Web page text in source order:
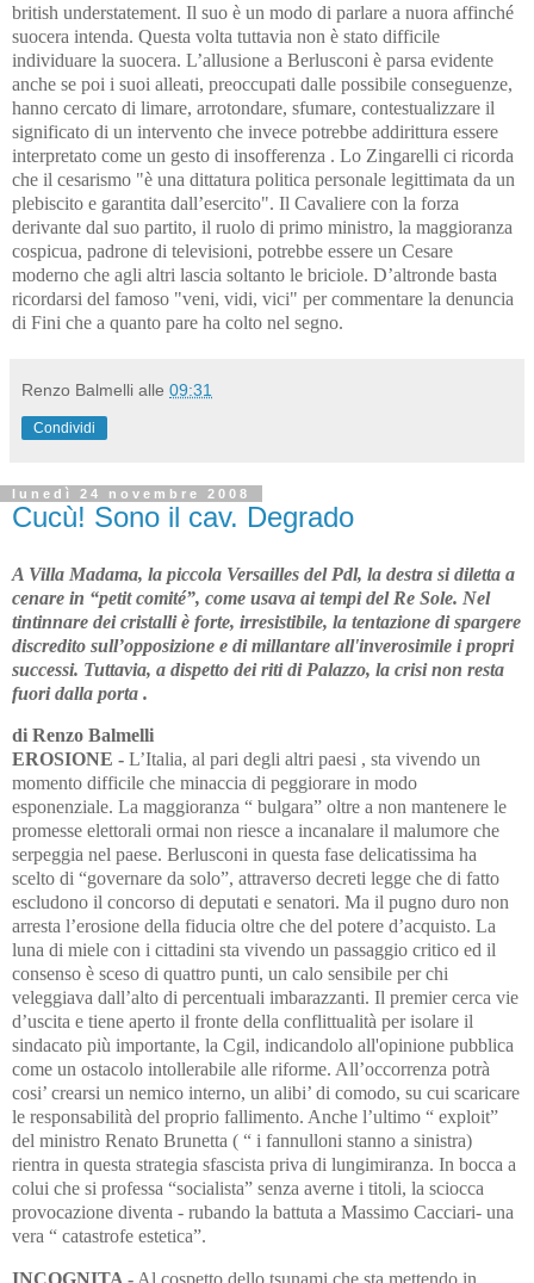
british understatement. Il suo è un modo di parlare a nuora affinché
suocera intenda. Questa volta tuttavia non è stato difficile
individuare la suocera. L’allusione a Berlusconi è parsa evidente
anche se poi i suoi alleati, preoccupati dalle possibile conseguenze,
hanno cercato di limare, arrotondare, sfumare, contestualizzare il
significato di un intervento che invece potrebbe addirittura essere
interpretato come un gesto di insofferenza . Lo Zingarelli ci ricorda
che il cesarismo "è una dittatura politica personale legittimata da un
plebiscito e garantita dall’esercito". Il Cavaliere con la forza
derivante dal suo partito, il ruolo di primo ministro, la maggioranza
cospicua, padrone di televisioni, potrebbe essere un Cesare
moderno che agli altri lascia soltanto le briciole. D’altronde basta
ricordarsi del famoso "veni, vidi, vici" per commentare la denuncia
di Fini che a quanto pare ha colto nel segno.
Renzo Balmelli alle 09:31
Condividi
lunedì 24 novembre 2008
Cucù! Sono il cav. Degrado
A Villa Madama, la piccola Versailles del Pdl, la destra si diletta a
cenare in “petit comité”, come usava ai tempi del Re Sole. Nel
tintinnare dei cristalli è forte, irresistibile, la tentazione di spargere
discredito sull’opposizione e di millantare all'inverosimile i propri
successi. Tuttavia, a dispetto dei riti di Palazzo, la crisi non resta
fuori dalla porta .
di Renzo Balmelli
EROSIONE - L’Italia, al pari degli altri paesi , sta vivendo un
momento difficile che minaccia di peggiorare in modo
esponenziale. La maggioranza “ bulgara” oltre a non mantenere le
promesse elettorali ormai non riesce a incanalare il malumore che
serpeggia nel paese. Berlusconi in questa fase delicatissima ha
scelto di “governare da solo”, attraverso decreti legge che di fatto
escludono il concorso di deputati e senatori. Ma il pugno duro non
arresta l’erosione della fiducia oltre che del potere d’acquisto. La
luna di miele con i cittadini sta vivendo un passaggio critico ed il
consenso è sceso di quattro punti, un calo sensibile per chi
veleggiava dall’alto di percentuali imbarazzanti. Il premier cerca vie
d’uscita e tiene aperto il fronte della conflittualità per isolare il
sindacato più importante, la Cgil, indicandolo all'opinione pubblica
come un ostacolo intollerabile alle riforme. All’occorrenza potrà
cosi’ crearsi un nemico interno, un alibi’ di comodo, su cui scaricare
le responsabilità del proprio fallimento. Anche l’ultimo “ exploit”
del ministro Renato Brunetta ( “ i fannulloni stanno a sinistra)
rientra in questa strategia sfascista priva di lungimiranza. In bocca a
colui che si professa “socialista” senza averne i titoli, la sciocca
provocazione diventa - rubando la battuta a Massimo Cacciari- una
vera “ catastrofe estetica”.